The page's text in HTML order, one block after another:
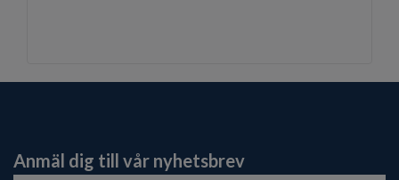
Anmäl dig till vår nyhetsbrev